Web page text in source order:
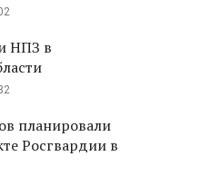
НПЗ в
планировали
Росгвардии в